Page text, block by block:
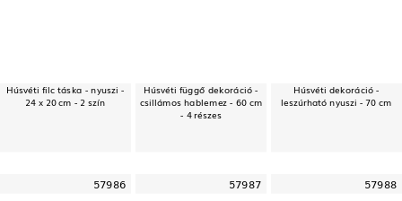
Húsvéti filc táska - nyuszi -
24 x 20 cm - 2 szín
Húsvéti függő dekoráció -
csillámos hablemez - 60 cm
- 4 részes
Húsvéti dekoráció -
leszúrható nyuszi - 70 cm
57986 57987 57988